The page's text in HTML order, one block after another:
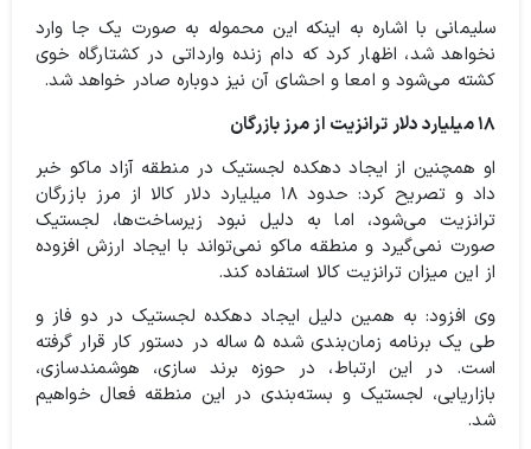
سلیمانی با اشاره به اینکه این محموله به صورت یک جا وارد
نخواهد شد، اظهار کرد که دام زنده وارداتی در کشتارگاه خوی
کشته می‌شود و امعا و احشای آن نیز دوباره صادر خواهد شد.
۱۸ میلیارد دلار ترانزیت از مرز بازرگان
او همچنین از ایجاد دهکده لجستیک در منطقه آزاد ماکو خبر
داد و تصریح کرد: حدود ۱۸ میلیارد دلار کالا از مرز بازرگان
ترانزیت می‌شود، اما به دلیل نبود زیرساخت‌ها، لجستیک
صورت نمی‌گیرد و منطقه ماکو نمی‌تواند با ایجاد ارزش افزوده
از این میزان ترانزیت کالا استفاده کند.
وی افزود: به همین دلیل ایجاد دهکده لجستیک در دو فاز و
طی یک برنامه زمان‌بندی شده ۵ ساله در دستور کار قرار گرفته
است. در این ارتباط، در حوزه برند سازی، هوشمندسازی،
بازاریابی، لجستیک و بسته‌بندی در این منطقه فعال خواهیم
شد.